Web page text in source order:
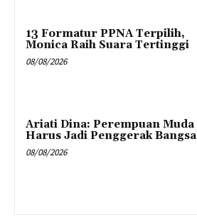
13 Formatur PPNA Terpilih,
Monica Raih Suara Tertinggi
08/08/2026
Ariati Dina: Perempuan Muda
Harus Jadi Penggerak Bangsa
08/08/2026